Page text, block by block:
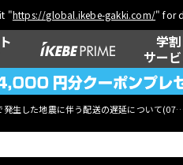
"https://global.ikebe-gakki.com/" for
学割
サー
発生した地震に伴う配送の遅延について(07月29日